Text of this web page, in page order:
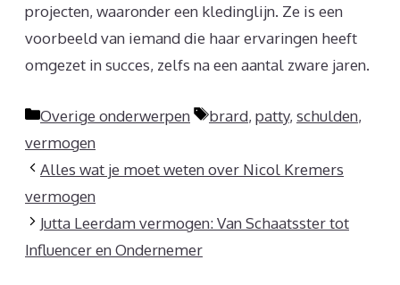
projecten, waaronder een kledinglijn. Ze is een
voorbeeld van iemand die haar ervaringen heeft
omgezet in succes, zelfs na een aantal zware jaren.
Categorieën
Overige onderwerpen Tags
brard, patty, schulden,
vermogen
Alles wat je moet weten over Nicol Kremers
vermogen
Jutta Leerdam vermogen: Van Schaatsster tot
Influencer en Ondernemer